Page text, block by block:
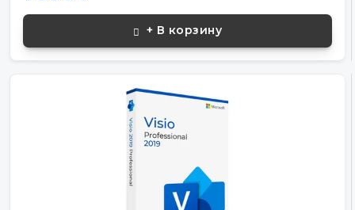
+ В корзину